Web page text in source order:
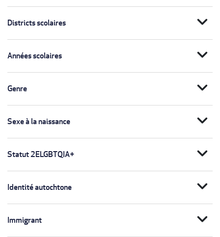
Districts scolaires expand_more
Années scolaires expand_more
Genre expand_more
Sexe à la naissance expand_more
Statut 2ELGBTQIA+ expand_more
Identité autochtone expand_more
Immigrant expand_more